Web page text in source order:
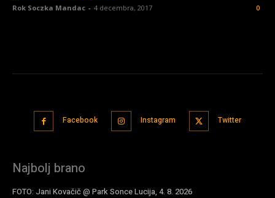
Rok Soczka Mandac - 4 decembra, 2017 0
Facebook Instagram Twitter
Najbolj brano
FOTO: Jani Kovačič @ Park Sonce Lucija, 4. 8. 2026